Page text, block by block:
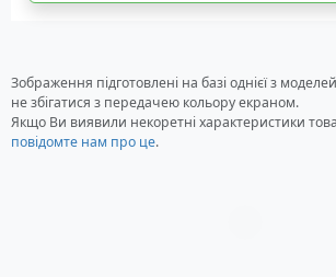
Зображення підготовлені на базі однієї з
не збігатися з передачею кольору екраном.
Якщо Ви виявили некоретні характеристики
повідомте нам про це.